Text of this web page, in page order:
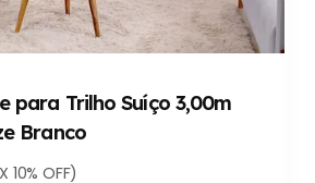
para Trilho Suíço 3,00m
Branco
10% OFF)